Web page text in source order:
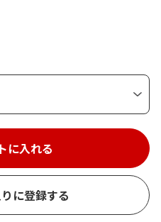
に入れる
に登録する